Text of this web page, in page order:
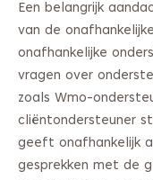
Een belangrijk
van de
onafhankelijke
vragen over
zoals Wmo-
cliëntondersteuner
geeft onafhankelijk
gesprekken met de